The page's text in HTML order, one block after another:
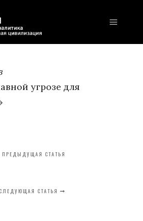
угрозе для
ПРЕДЫДУЩАЯ СТАТЬЯ
СЛЕДУЮЩАЯ СТАТЬЯ